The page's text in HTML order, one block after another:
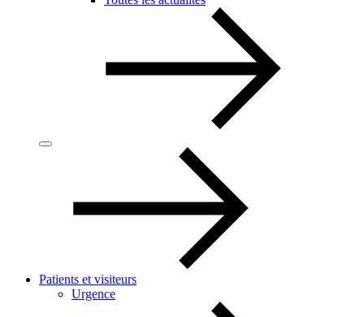
Patients et visiteurs
Urgence